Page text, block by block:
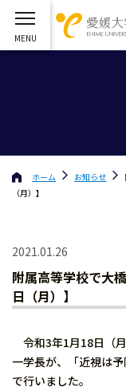
ホーム お知らせ
（月）】
2021.01.26
附属高等学校で大
日（月）】
令和3年1月18日（
一学長が、「近視は
で行いました。